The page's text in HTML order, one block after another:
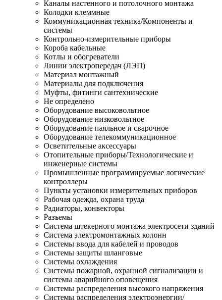
Каналы настенного и потолочного монтажа
Колодки клеммные
Коммуникационная техника/Компоненты и
системы
Контрольно-измерительные приборы
Короба кабельные
Котлы и обогреватели
Линии электропередач (ЛЭП)
Материал монтажный
Материалы для подключения
Муфты, фитинги сантехнические
Не определено
Оборудование высоковольтное
Оборудование низковольтное
Оборудование паяльное и сварочное
Оборудование телекоммуникационное
Осветительные аксессуары
Отопительные приборы/Технологические и
инженерные системы
Промышленные программируемые логические
контроллеры
Пункты установки измерительных приборов
Рабочая одежда, охрана труда
Радиаторы, конвекторы
Разъемы
Система штекерного монтажа электросети зданий
Система электромонтажных колонн
Системы ввода для кабелей и проводов
Системы защиты шланговые
Системы охлаждения
Системы пожарной, охранной сигнализации и
системы аварийного оповещения
Системы распределения высокого напряжения
Системы распределения электроэнергии/